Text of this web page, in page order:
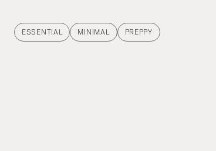
ESSENTIAL MINIMAL PREPPY